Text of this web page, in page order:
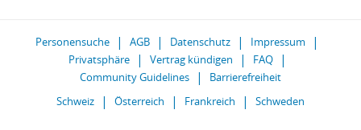
Personensuche AGB Datenschutz
Impressum
Privatsphäre
Vertrag kündigen
FAQ
Community Guidelines
Barrierefreiheit
Schweiz
Österreich Frankreich Schweden